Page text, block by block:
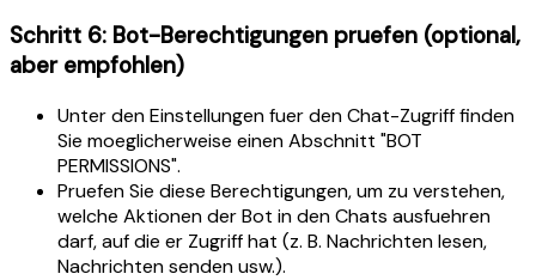
Schritt 6: Bot-Berechtigungen pruefen (optional,
aber empfohlen)
Unter den Einstellungen fuer den Chat-Zugriff finden
Sie moeglicherweise einen Abschnitt "BOT
PERMISSIONS".
Pruefen Sie diese Berechtigungen, um zu verstehen,
welche Aktionen der Bot in den Chats ausfuehren
darf, auf die er Zugriff hat (z. B. Nachrichten lesen,
Nachrichten senden usw.).